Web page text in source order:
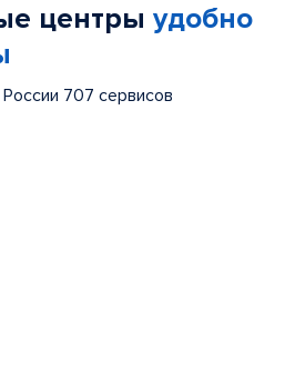
центры удобно
707 сервисов